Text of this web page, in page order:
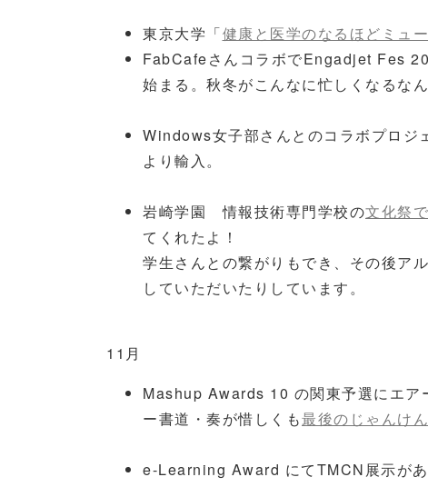
東京大学「健康と医学のなるほどミュ
FabCafeさんコラボでEngadjet Fes
始まる。秋冬がこんなに忙しくなるな
Windows女子部さんとのコラボプロ
より輸入。
岩崎学園 情報技術専門学校の文化祭
てくれたよ！
学生さんとの繋がりもでき、その後ア
していただいたりしています。
11月
Mashup Awards 10 の関東予選にエア
ー書道・奏が惜しくも最後のじゃんけ
e-Learning Award にてTMCN展示が